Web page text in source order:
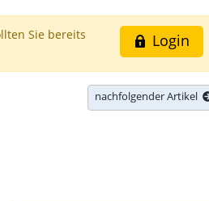
Login
Sie bereits
nachfolgender Artikel